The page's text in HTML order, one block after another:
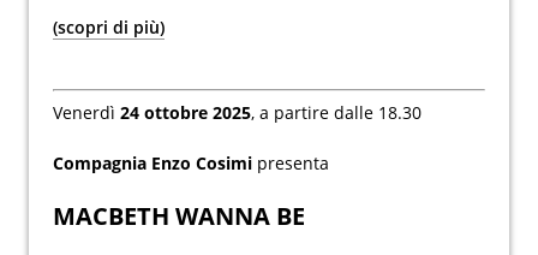
(scopri di più)
Venerdì 24 ottobre 2025, a partire dalle 18.30
Compagnia Enzo Cosimi presenta
MACBETH WANNA BE